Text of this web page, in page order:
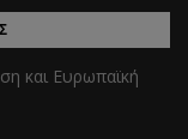
και Ευρωπαϊκή